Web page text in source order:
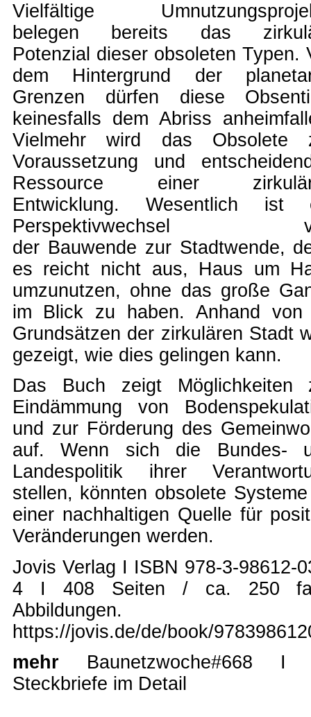
Vielfältige
belegen bereits das
Potenzial dieser obsoleten Typen.
dem Hintergrund der
Grenzen dürfen diese
keinesfalls dem Abriss
Vielmehr wird das Obsolete
Voraussetzung und
Ressource einer
Entwicklung. Wesentlich ist
Perspektivwechsel
der Bauwende zur Stadtwende,
es reicht nicht aus, Haus um
umzunutzen, ohne das große
im Blick zu haben. Anhand von
Grundsätzen der zirkulären Stadt
gezeigt, wie dies gelingen kann.
Das Buch zeigt Möglichkeiten
Eindämmung von
und zur Förderung des
auf. Wenn sich die Bundes-
Landespolitik ihrer
stellen, könnten obsolete
einer nachhaltigen Quelle für
Veränderungen werden.
Jovis Verlag I ISBN 978-3-98612-
4 I 408 Seiten / ca. 250
Abbildungen.
https://jovis.de/de/book/
mehr
Baunetzwoche#668
Steckbriefe im Detail